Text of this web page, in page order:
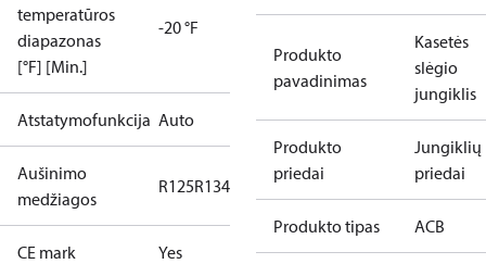
temperatūros
diapazonas
[°F] [Min.]
-20 °F
Atstatymofunkcija Auto
Aušinimo
medžiagos
R125R134a R404AR407C R410A
CE mark Yes
Produkto
pavadinimas
Kasetės
slėgio
jungiklis
Produkto
priedai
Jungiklių
priedai
Produkto tipas ACB